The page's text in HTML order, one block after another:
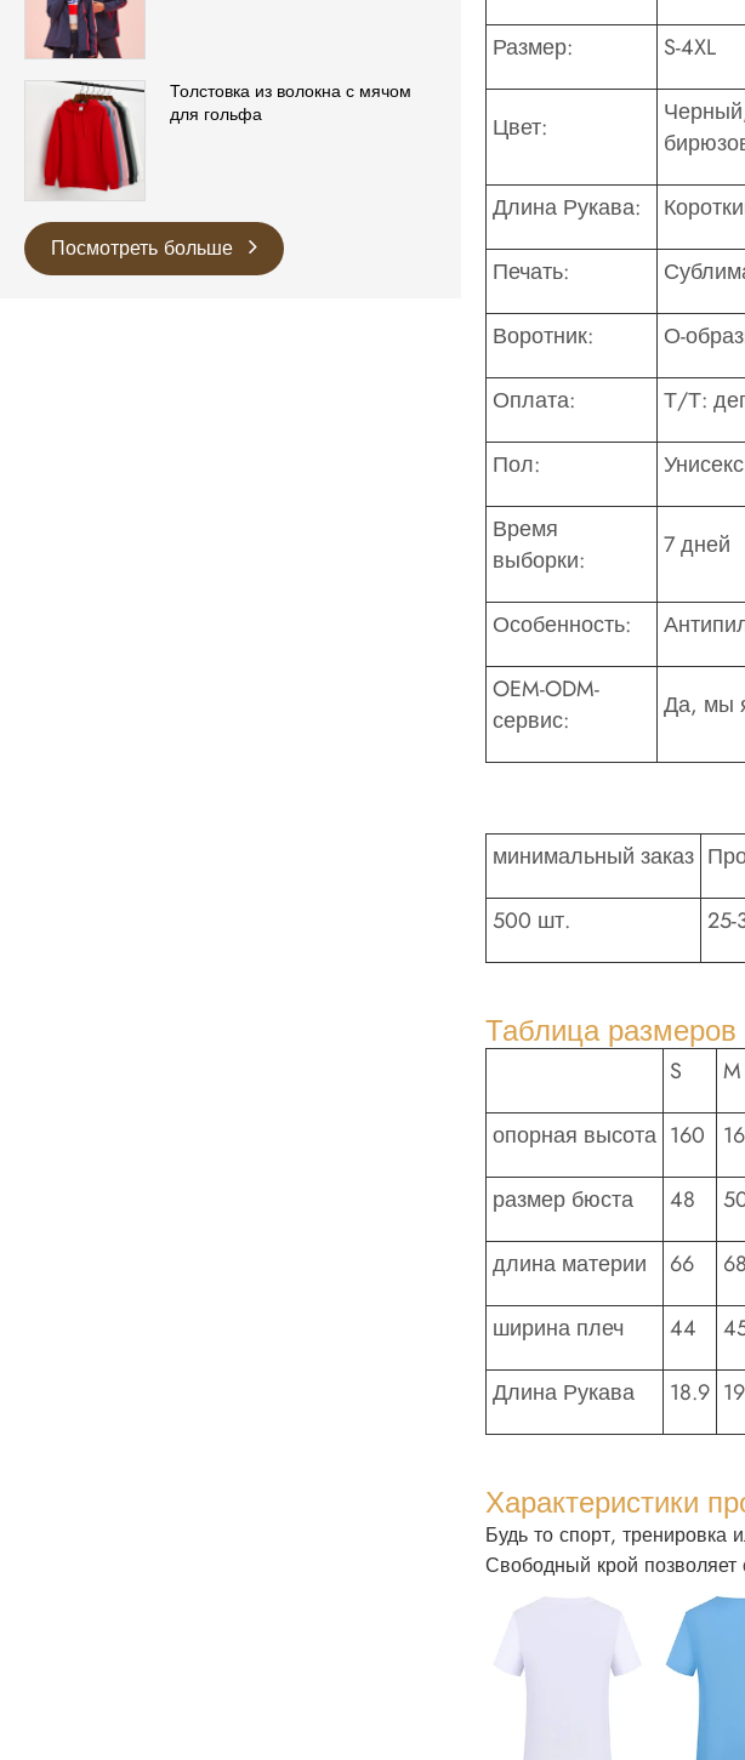
Толстовка из волокна с мячом
для гольфа
Посмотреть больше
Размер: S-4XL
Цвет:
Длина Рукава:
Печать:
Воротник: О-
Оплата: Т/Т:
Пол: Унисекс
Время
выборки:
7 дней
Особенность:
OEM-ODM-
сервис:
Да, мы
минимальный заказ
500 шт. 25-
Таблица размеров
S M
опорная высота 160
размер бюста 48
длина материи 66 68
ширина плеч 44
Длина Рукава 18.9
Характеристики
Будь то спорт, тренировка
Свободный крой позволяет